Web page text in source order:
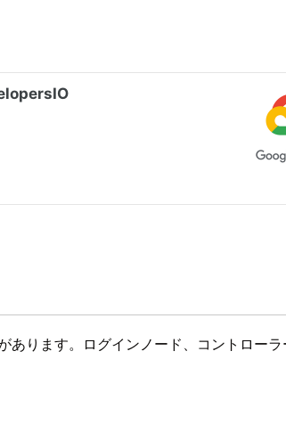
ります。ログインノード、コントロー